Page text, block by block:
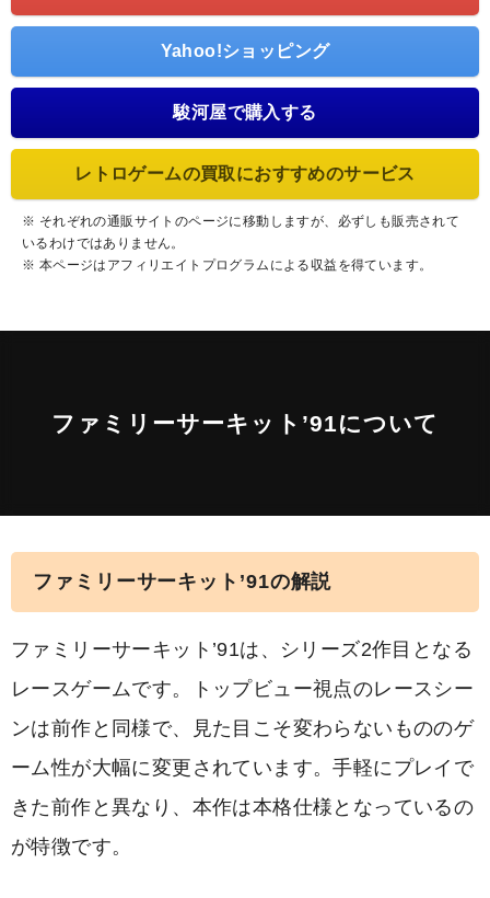
Yahoo!ショッピング
駿河屋で購入する
レトロゲームの買取におすすめのサービス
※ それぞれの通販サイトのページに移動しますが、必ずしも販売されて
いるわけではありません。
※ 本ページはアフィリエイトプログラムによる収益を得ています。
ファミリーサーキット’91について
ファミリーサーキット’91の解説
ファミリーサーキット’91は、シリーズ2作目となる
レースゲームです。トップビュー視点のレースシー
ンは前作と同様で、見た目こそ変わらないもののゲ
ーム性が大幅に変更されています。手軽にプレイで
きた前作と異なり、本作は本格仕様となっているの
が特徴です。